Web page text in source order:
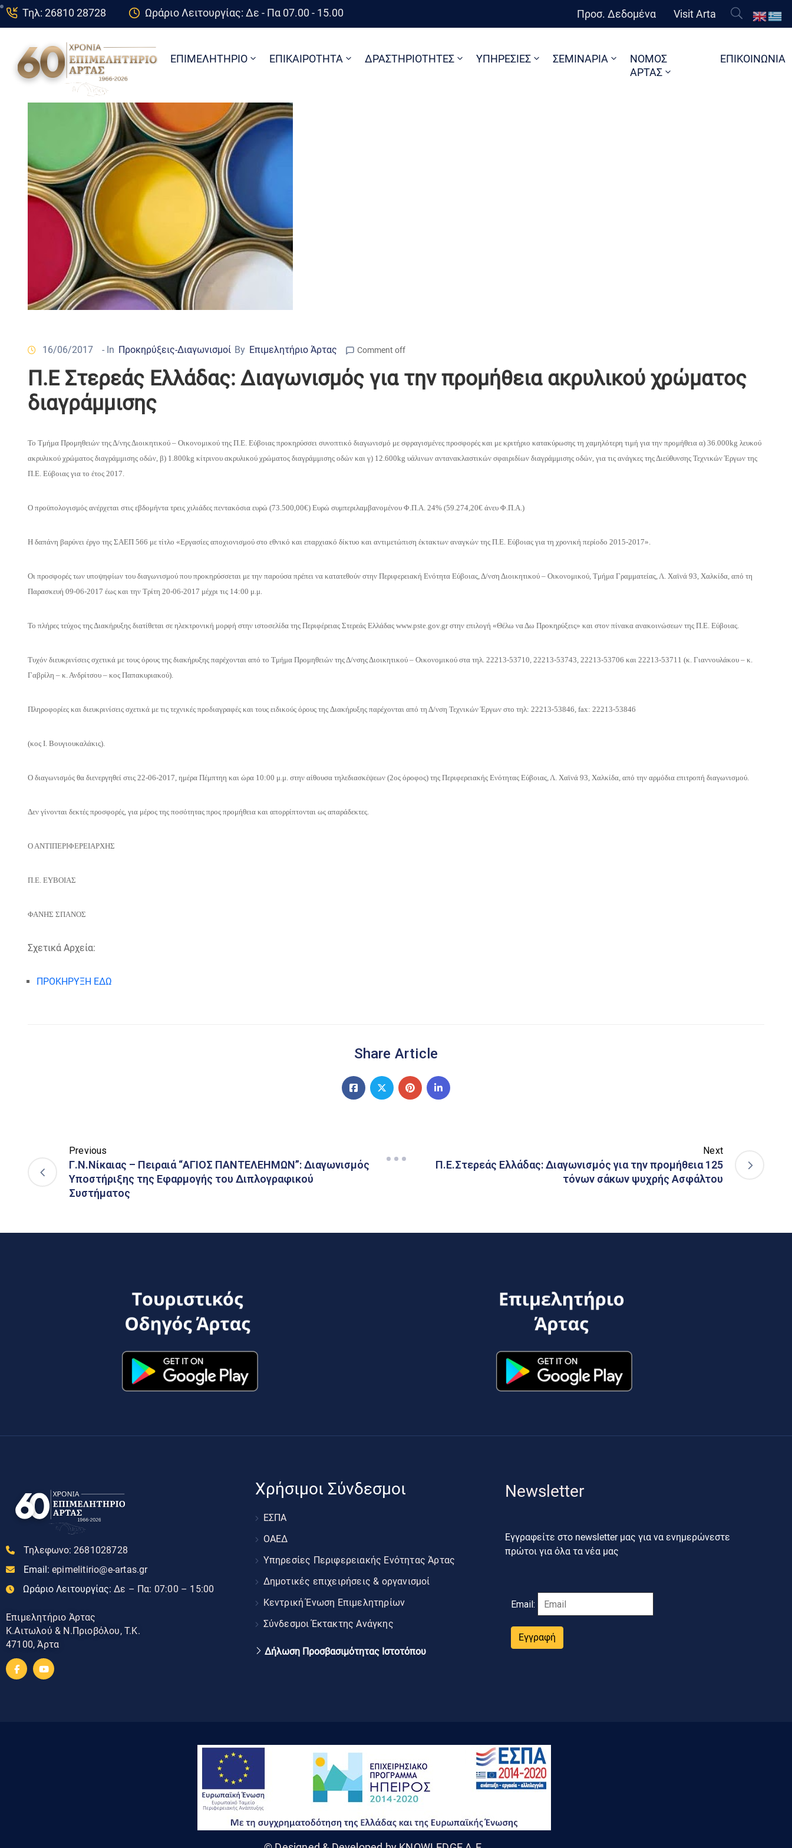
Τηλ: 26810 28728 Ωράριο Λειτουργίας: Δε - Πα 07.00 - 15.00 Προσ. Δεδομένα Visit Arta
ΕΠΙΜΕΛΗΤΗΡΙΟ ΕΠΙΚΑΙΡΟΤΗΤΑ ΔΡΑΣΤΗΡΙΟΤΗΤΕΣ ΥΠΗΡΕΣΙΕΣ ΣΕΜΙΝΑΡΙΑ
ΝΟΜΟΣ
ΑΡΤΑΣ
ΕΠΙΚΟΙΝΩΝΙΑ
16/06/2017 - In Προκηρύξεις-Διαγωνισμοί By Επιμελητήριο Άρτας Comment off
Π.Ε Στερεάς Ελλάδας: Διαγωνισμός για την προμήθεια ακρυλικού χρώματος
διαγράμμισης
Το Τμήμα Προμηθειών της Δ/νης Διοικητικού – Οικονομικού της Π.Ε. Εύβοιας προκηρύσσει συνοπτικό διαγωνισμό με σφραγισμένες προσφορές και με κριτήριο κατακύρωσης τη χαμηλότερη τιμή για την προμήθεια α) 36.000kg λευκού
ακρυλικού χρώματος διαγράμμισης οδών, β) 1.800kg κίτρινου ακρυλικού χρώματος διαγράμμισης οδών και γ) 12.600kg υάλινων αντανακλαστικών σφαιριδίων διαγράμμισης οδών, για τις ανάγκες της Διεύθυνσης Τεχνικών Έργων της
Π.Ε. Εύβοιας για το έτος 2017.
Ο προϋπολογισμός ανέρχεται στις εβδομήντα τρεις χιλιάδες πεντακόσια ευρώ (73.500,00€) Ευρώ συμπεριλαμβανομένου Φ.Π.Α. 24% (59.274,20€ άνευ Φ.Π.Α.)
Η δαπάνη βαρύνει έργο της ΣΑΕΠ 566 με τίτλο «Εργασίες αποχιονισμού στο εθνικό και επαρχιακό δίκτυο και αντιμετώπιση έκτακτων αναγκών της Π.Ε. Εύβοιας για τη χρονική περίοδο 2015-2017».
Οι προσφορές των υποψηφίων του διαγωνισμού που προκηρύσσεται με την παρούσα πρέπει να κατατεθούν στην Περιφερειακή Ενότητα Εύβοιας, Δ/νση Διοικητικού – Οικονομικού, Τμήμα Γραμματείας, Λ. Χαϊνά 93, Χαλκίδα, από τη
Παρασκευή 09-06-2017 έως και την Τρίτη 20-06-2017 μέχρι τις 14:00 μ.μ.
Το πλήρες τεύχος της Διακήρυξης διατίθεται σε ηλεκτρονική μορφή στην ιστοσελίδα της Περιφέρειας Στερεάς Ελλάδας www.pste.gov.gr στην επιλογή «Θέλω να Δω Προκηρύξεις» και στον πίνακα ανακοινώσεων της Π.Ε. Εύβοιας.
Τυχόν διευκρινίσεις σχετικά με τους όρους της διακήρυξης παρέχονται από το Τμήμα Προμηθειών της Δ/νσης Διοικητικού – Οικονομικού στα τηλ. 22213-53710, 22213-53743, 22213-53706 και 22213-53711 (κ. Γιαννουλάκου – κ.
Γαβρίλη – κ. Ανδρίτσου – κος Παπακυριακού).
Πληροφορίες και διευκρινίσεις σχετικά με τις τεχνικές προδιαγραφές και τους ειδικούς όρους της Διακήρυξης παρέχονται από τη Δ/νση Τεχνικών Έργων στο τηλ: 22213-53846, fax: 22213-53846
(κος Ι. Βουγιουκαλάκις).
Ο διαγωνισμός θα διενεργηθεί στις 22-06-2017, ημέρα Πέμπτηη και ώρα 10:00 μ.μ. στην αίθουσα τηλεδιασκέψεων (2ος όροφος) της Περιφερειακής Ενότητας Εύβοιας, Λ. Χαϊνά 93, Χαλκίδα, από την αρμόδια επιτροπή διαγωνισμού.
Δεν γίνονται δεκτές προσφορές, για μέρος της ποσότητας προς προμήθεια και απορρίπτονται ως απαράδεκτες.
Ο ΑΝΤΙΠΕΡΙΦΕΡΕΙΑΡΧΗΣ
Π.Ε. ΕΥΒΟΙΑΣ
ΦΑΝΗΣ ΣΠΑΝΟΣ
Σχετικά Αρχεία:
ΠΡΟΚΗΡΥΞΗ ΕΔΩ
Share Article
Previous
Γ.Ν.Νίκαιας – Πειραιά “ΑΓΙΟΣ ΠΑΝΤΕΛΕΗΜΩΝ”: Διαγωνισμός
Υποστήριξης της Εφαρμογής του Διπλογραφικού
Συστήματος
Next
Π.Ε.Στερεάς Ελλάδας: Διαγωνισμός για την προμήθεια 125
τόνων σάκων ψυχρής Ασφάλτου
Τηλεφωνο: 2681028728
Email: epimelitirio@e-artas.gr
Ωράριο Λειτουργίας: Δε – Πα: 07:00 – 15:00
Επιμελητήριο Άρτας
Κ.Αιτωλού & Ν.Πριοβόλου, Τ.Κ.
47100, Άρτα
Χρήσιμοι Σύνδεσμοι
ΕΣΠΑ
ΟΑΕΔ
Υπηρεσίες Περιφερειακής Ενότητας Άρτας
Δημοτικές επιχειρήσεις & οργανισμοί
Κεντρική Ένωση Επιμελητηρίων
Σύνδεσμοι Έκτακτης Ανάγκης
Δήλωση Προσβασιμότητας Ιστοτόπου
Newsletter
Εγγραφείτε στο newsletter μας για να ενημερώνεστε
πρώτοι για όλα τα νέα μας
Email:
Εγγραφή